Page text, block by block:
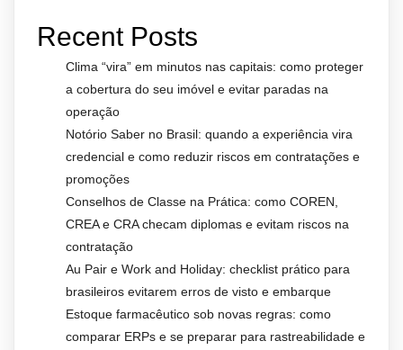
Recent Posts
Clima “vira” em minutos nas capitais: como proteger
a cobertura do seu imóvel e evitar paradas na
operação
Notório Saber no Brasil: quando a experiência vira
credencial e como reduzir riscos em contratações e
promoções
Conselhos de Classe na Prática: como COREN,
CREA e CRA checam diplomas e evitam riscos na
contratação
Au Pair e Work and Holiday: checklist prático para
brasileiros evitarem erros de visto e embarque
Estoque farmacêutico sob novas regras: como
comparar ERPs e se preparar para rastreabilidade e